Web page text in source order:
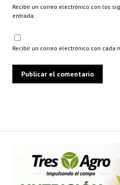
Recibir un correo electrónico con los
entrada.
Recibir un correo electrónico con cada